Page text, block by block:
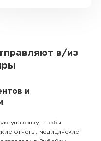
в/из
и
упаковку, чтобы
отчеты, медицинские